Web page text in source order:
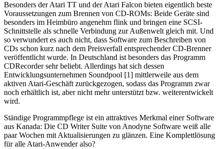
Besonders der Atari TT und der Atari Falcon bieten eigentlich beste
Voraussetzungen zum Brennen von CD-ROMs: Beide Geräte sind
besonders im Heimbüro angenehm flink und bringen eine SCSI-
Schnittstelle als schnelle Verbindung zur Außenwelt gleich mit. Und
so verwundert es auch nicht, dass Software zum Beschreiben von
CDs schon kurz nach dem Preisverfall entsprechender CD-Brenner
veröffentlicht wurde. In Deutschland ist besonders das Programm
CDRecorder sehr beliebt. Allerdings hat sich dessen
Entwicklungsunternehmen Soundpool [1] mittlerweile aus dem
aktiven Atari-Geschäft zurückgezogen, sodass das Programm zwar
noch erhältlich ist, aber nicht mehr unterstützt bzw. weiterentwickelt
wird.
Ständige Programmpflege ist ein attraktives Merkmal einer Software
aus Kanada: Die CD Writer Suite von Anodyne Software weiß alle
paar Wochen mit Aktualisierungen zu glänzen. Eine Komplettlösung
für alle Atari-Anwender also?